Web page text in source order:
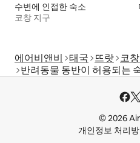
수변에 인접한 숙소
코창 지구
에어비앤비 태국 뜨랏 코
반려동물 동반이 허용되는
© 2026
개인정보 처리